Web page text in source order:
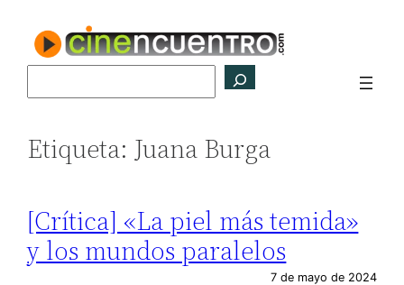
contenido
Etiqueta: Juana Burga
[Crítica] «La piel más temida»
y los mundos paralelos
7 de mayo de 2024